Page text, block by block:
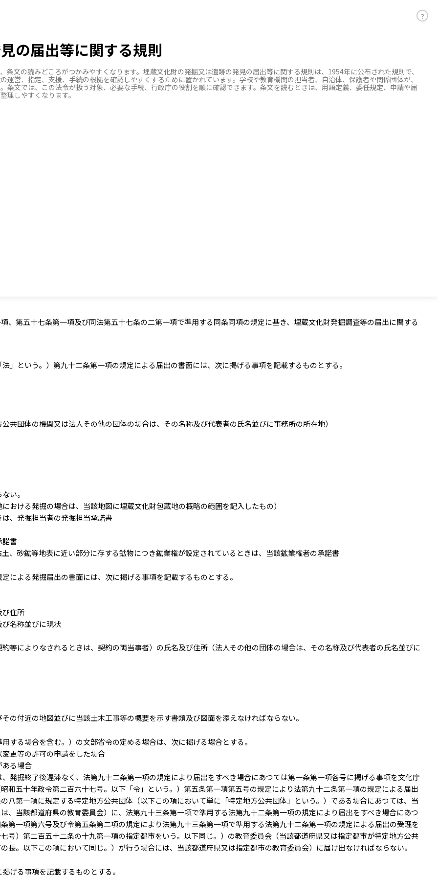
の届出等に関する規則
文の読みどころがつかみやすくなります。埋蔵文化財の発掘又は遺跡の発見の届出等に関する規則は、1954年に公布された規則で、
営、指定、支援、手続の根拠を確認しやすくするために置かれています。学校や教育機関の担当者、自治体、保護者や関係団体が、
条文では、この法令が扱う対象、必要な手続、行政庁の役割を順に確認できます。条文を読むときは、用語定義、委任規定、申請や届
理しやすくなります。
、第五十七条第一項及び同法第五十七条の二第一項で準用する同条同項の規定に基き、埋蔵文化財発掘調査等の届出に関する
」という。）第九十二条第一項の規定による届出の書面には、次に掲げる事項を記載するものとする。
共団体の機関又は法人その他の団体の場合は、その名称及び代表者の氏名並びに事務所の所在地）
い。
おける発掘の場合は、当該地図に埋蔵文化財包蔵地の概略の範囲を記入したもの）
、発掘担当者の発掘担当承諾書
書
、砂鉱等地表に近い部分に存する鉱物につき鉱業権が設定されているときは、当該鉱業権者の承諾書
による発掘届出の書面には、次に掲げる事項を記載するものとする。
び住所
名称並びに現状
等によりなされるときは、契約の両当事者）の氏名及び住所（法人その他の団体の場合は、その名称及び代表者の氏名並びに
の付近の地図並びに当該土木工事等の概要を示す書類及び図面を添えなければならない。
する場合を含む。）の文部省令の定める場合は、次に掲げる場合とする。
更等の許可の申請をした場合
る場合
発掘終了後遅滞なく、法第九十二条第一項の規定により届出をすべき場合にあつては第一条第一項各号に掲げる事項を文化庁
和五十年政令第二百六十七号。以下「令」という。）第五条第一項第五号の規定により法第九十二条第一項の規定による届出
八第一項に規定する特定地方公共団体（以下この項において単に「特定地方公共団体」という。）である場合にあつては、当
、当該都道府県の教育委員会）に、法第九十三条第一項で準用する法第九十二条第一項の規定により届出をすべき場合にあつ
第一項第六号及び令第五条第二項の規定により法第九十三条第一項で準用する法第九十二条第一項の規定による届出の受理を
号）第二百五十二条の十九第一項の指定都市をいう。以下同じ。）の教育委員会（当該都道府県又は指定都市が特定地方公共
。以下この項において同じ。）が行う場合には、当該都道府県又は指定都市の教育委員会）に届け出なければならない。
げる事項を記載するものとする。
？